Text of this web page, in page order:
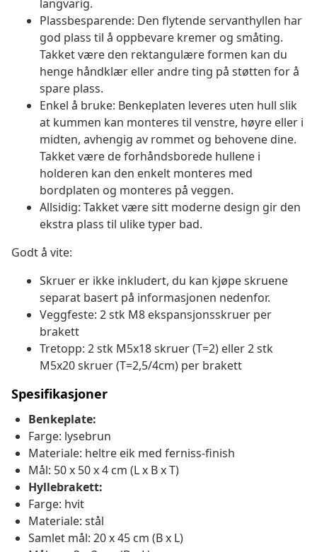
langvarig.
Plassbesparende: Den flytende servanthyllen har
god plass til å oppbevare kremer og småting.
Takket være den rektangulære formen kan du
henge håndklær eller andre ting på støtten for å
spare plass.
Enkel å bruke: Benkeplaten leveres uten hull slik
at kummen kan monteres til venstre, høyre eller i
midten, avhengig av rommet og behovene dine.
Takket være de forhåndsborede hullene i
holderen kan den enkelt monteres med
bordplaten og monteres på veggen.
Allsidig: Takket være sitt moderne design gir den
ekstra plass til ulike typer bad.
Godt å vite:
Skruer er ikke inkludert, du kan kjøpe skruene
separat basert på informasjonen nedenfor.
Veggfeste: 2 stk M8 ekspansjonsskruer per
brakett
Tretopp: 2 stk M5x18 skruer (T=2) eller 2 stk
M5x20 skruer (T=2,5/4cm) per brakett
Spesifikasjoner
Benkeplate:
Farge: lysebrun
Materiale: heltre eik med ferniss-finish
Mål: 50 x 50 x 4 cm (L x B x T)
Hyllebrakett:
Farge: hvit
Materiale: stål
Samlet mål: 20 x 45 cm (B x L)